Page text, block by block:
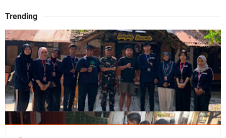
Trending